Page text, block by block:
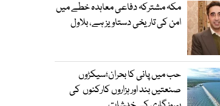
مکہ مشترکہ دفاعی معاہدہ خطے میں
امن کی تاریخی دستاویز ہے، بلاول
حب میں پانی کا بحران؛سیکڑوں
صنعتیں بند اور ہزاروں کارکنوں کی